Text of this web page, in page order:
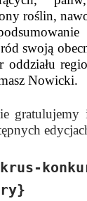
roślin,
swoją
oddziału
Nowicki.
gratulujemy